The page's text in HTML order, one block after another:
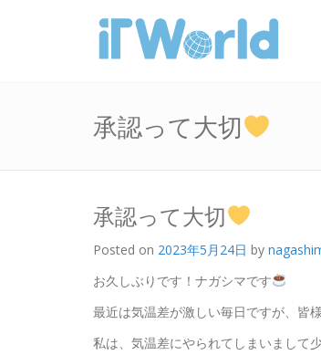
承認って大切
承認って大切
Posted on 2023年5月24日 by
お久しぶりです！ナガシマです
最近は気温差が激しい毎日ですが、皆
私は、気温差にやられてしまいまして